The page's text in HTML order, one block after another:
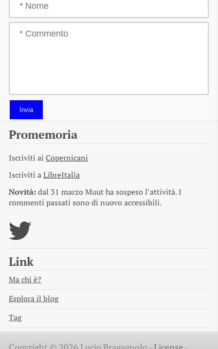
Invia
Promemoria
Iscriviti ai Copernicani
Iscriviti aLibreItalia
Novità:dal 31 marzo Muut ha sospeso l’attività. I
commenti passati sono di nuovo accessibili.
Link
Ma chi è?
Esplora il blog
Tag